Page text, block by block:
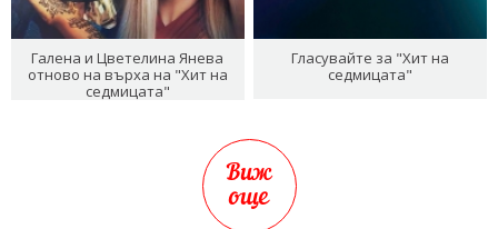
Галена и Цветелина Янева
отново на върха на "Хит на
седмицата"
Гласувайте за "Хит на
седмицата"
Виж
още